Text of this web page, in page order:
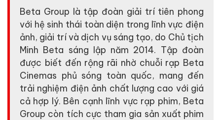
Beta Group là tập đoàn giải trí tiên phong
với hệ sinh thái toàn diện trong lĩnh vực điện
ảnh, giải trí và dịch vụ sáng tạo, do Chủ tịch
Minh Beta sáng lập năm 2014. Tập đoàn
được biết đến rộng rãi nhờ chuỗi rạp Beta
Cinemas phủ sóng toàn quốc, mang đến
trải nghiệm điện ảnh chất lượng cao với giá
cả hợp lý. Bên cạnh lĩnh vực rạp phim, Beta
Group còn tích cực tham gia sản xuất phim